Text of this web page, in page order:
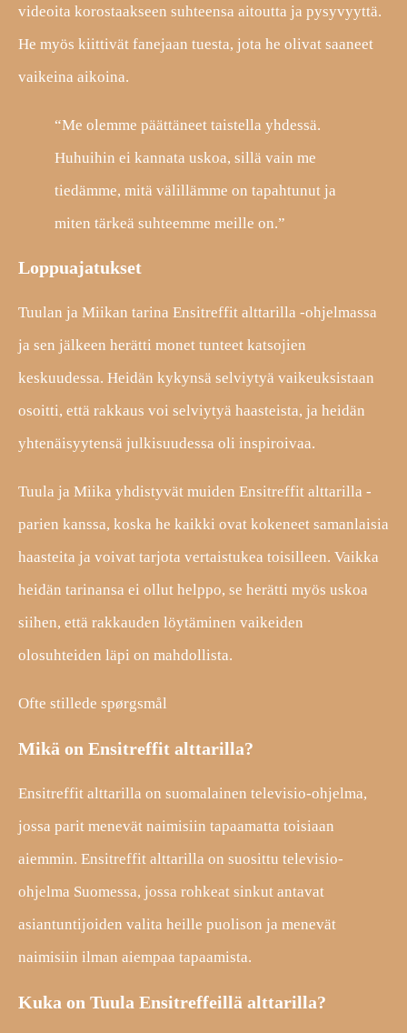
videoita korostaakseen suhteensa aitoutta ja pysyvyyttä.
He myös kiittivät fanejaan tuesta, jota he olivat saaneet
vaikeina aikoina.
“Me olemme päättäneet taistella yhdessä.
Huhuihin ei kannata uskoa, sillä vain me
tiedämme, mitä välillämme on tapahtunut ja
miten tärkeä suhteemme meille on.”
Loppuajatukset
Tuulan ja Miikan tarina Ensitreffit alttarilla -ohjelmassa
ja sen jälkeen herätti monet tunteet katsojien
keskuudessa. Heidän kykynsä selviytyä vaikeuksistaan
osoitti, että rakkaus voi selviytyä haasteista, ja heidän
yhtenäisyytensä julkisuudessa oli inspiroivaa.
Tuula ja Miika yhdistyvät muiden Ensitreffit alttarilla -
parien kanssa, koska he kaikki ovat kokeneet samanlaisia
​​haasteita ja voivat tarjota vertaistukea toisilleen. Vaikka
heidän tarinansa ei ollut helppo, se herätti myös uskoa
siihen, että rakkauden löytäminen vaikeiden
olosuhteiden läpi on mahdollista.
Ofte stillede spørgsmål
Mikä on Ensitreffit alttarilla?
Ensitreffit alttarilla on suomalainen televisio-ohjelma,
jossa parit menevät naimisiin tapaamatta toisiaan
aiemmin. Ensitreffit alttarilla on suosittu televisio-
ohjelma Suomessa, jossa rohkeat sinkut antavat
asiantuntijoiden valita heille puolison ja menevät
naimisiin ilman aiempaa tapaamista.
Kuka on Tuula Ensitreffeillä alttarilla?